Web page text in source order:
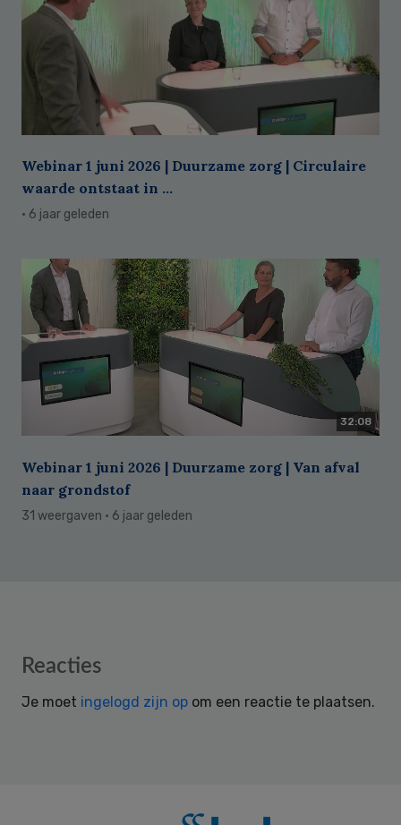
Webinar 1 juni 2026 | Duurzame zorg | Circulaire
waarde ontstaat in ...
· 6 jaar geleden
32:08
Webinar 1 juni 2026 | Duurzame zorg | Van afval
naar grondstof
31 weergaven · 6 jaar geleden
Reader
Reacties
Je moet ingelogd zijn op om een reactie te plaatsen.